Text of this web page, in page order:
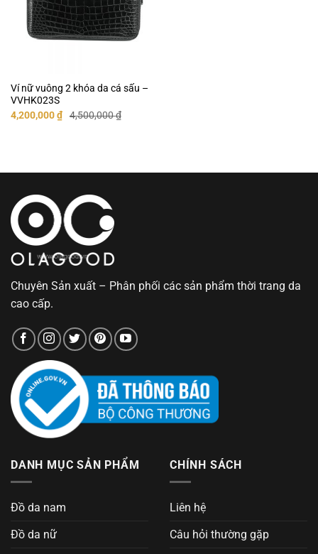
Ví nữ vuông 2 khóa da cá sấu –
VVHK023S
4,500,000₫
Giá
gốc
4,200,000₫Giá
hiện
Chuyên Sản xuất – Phân phối các sản phẩm thời trang da
cao cấp.
DANH MỤC SẢN PHẨM
Đồ da nam
Đồ da nữ
CHÍNH SÁCH
Liên hệ
Câu hỏi thường gặp